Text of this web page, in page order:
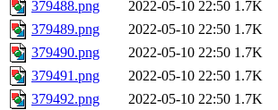
379488.png
2022-05-10 22:50 1.7K
379489.png
2022-05-10 22:50 1.7K
379490.png
2022-05-10 22:50 1.7K
379491.png
2022-05-10 22:50 1.7K
379492.png
2022-05-10 22:50 1.7K